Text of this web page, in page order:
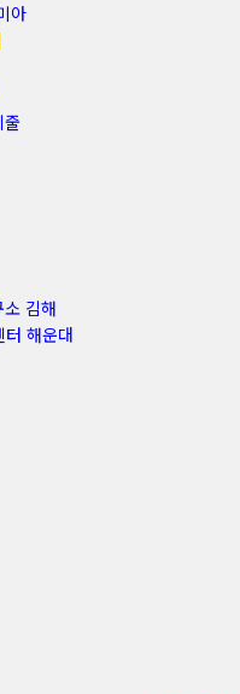
아
줄
김해
해운대